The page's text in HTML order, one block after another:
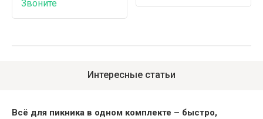
Звоните
Интересные статьи
Всё для пикника в одном комплекте – быстро,